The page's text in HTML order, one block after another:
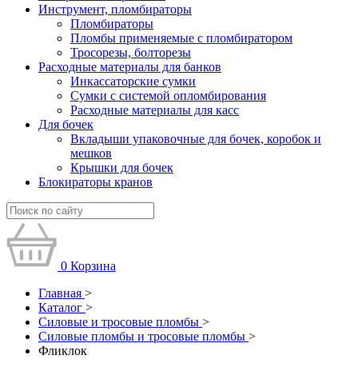
Инструмент, пломбираторы
Пломбираторы
Пломбы применяемые с пломбиратором
Тросорезы, болторезы
Расходные материалы для банков
Инкассаторские сумки
Сумки с системой опломбирования
Расходные материалы для касс
Для бочек
Вкладыши упаковочные для бочек, коробок и
мешков
Крышки для бочек
Блокираторы кранов
0 Корзина
Главная >
Каталог >
Силовые и тросовые пломбы >
Силовые пломбы и тросовые пломбы >
Фликлок